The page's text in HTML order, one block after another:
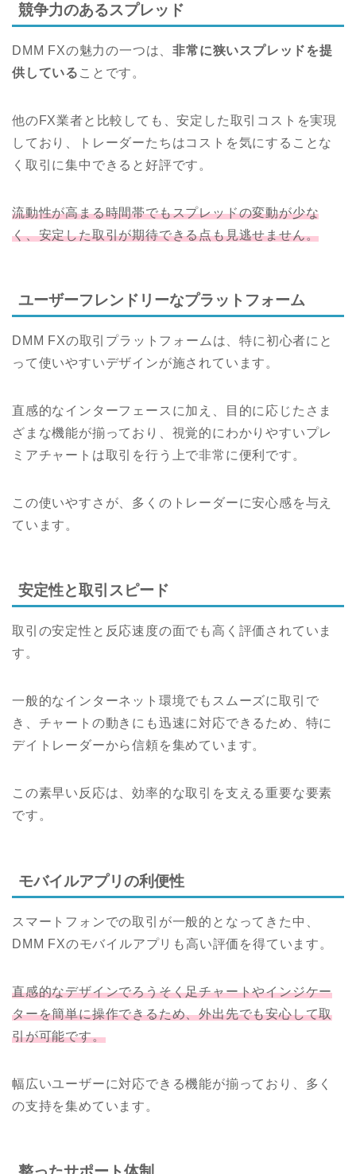
競争力のあるスプレッド
DMM FXの魅力の一つは、非常に狭いスプレッドを提
供している ことです。
他のFX業者と比較しても、安定した取引コストを実現
しており、トレーダーたちはコストを気にすることな
く取引に集中できると好評です。
流動性が高まる時間帯でもスプレッドの変動が少な
く、安定した取引が期待できる点も見逃せません。
ユーザーフレンドリーなプラットフォーム
DMM FXの取引プラットフォームは、特に初心者にと
って使いやすいデザインが施されています。
直感的なインターフェースに加え、目的に応じたさま
ざまな機能が揃っており、視覚的にわかりやすいプレ
ミアチャートは取引を行う上で非常に便利です。
この使いやすさが、多くのトレーダーに安心感を与え
ています。
安定性と取引スピード
取引の安定性と反応速度の面でも高く評価されていま
す。
一般的なインターネット環境でもスムーズに取引で
き、チャートの動きにも迅速に対応できるため、特に
デイトレーダーから信頼を集めています。
この素早い反応は、効率的な取引を支える重要な要素
です。
モバイルアプリの利便性
スマートフォンでの取引が一般的となってきた中、
DMM FXのモバイルアプリも高い評価を得ています。
直感的なデザインでろうそく足チャートやインジケー
ターを簡単に操作できるため、外出先でも安心して取
引が可能です。
幅広いユーザーに対応できる機能が揃っており、多く
の支持を集めています。